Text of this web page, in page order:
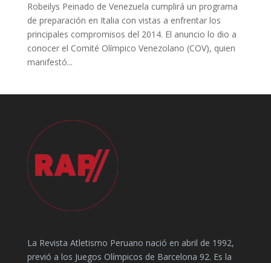
Robeilys Peinado de Venezuela cumplirá un programa
de preparación en Italia con vistas a enfrentar los
principales compromisos del 2014. El anuncio lo dio a
conocer el Comité Olímpico Venezolano (COV), quien
manifestó...
La Revista Atletismo Peruano nació en abril de 1992,
previó a los Juegos Olímpicos de Barcelona 92. Es la